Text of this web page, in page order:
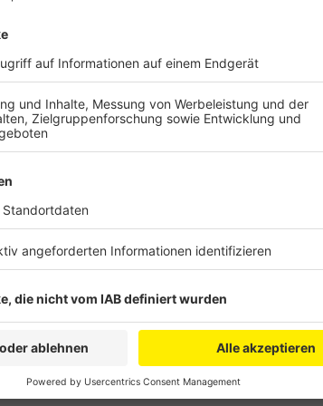
Sie haben alle einen Beutel mit nützlichen
Lineale, Spitzer, Blei- und Buntstifte waren in den
fehlen diese Dinge, sagte uns Marina Thöne von
Stiftung unterstützt das Projekt "Startklar in die
Volker Mießeler hat angekündigt, das Projekt für
Schuljahres fortzusetzen.